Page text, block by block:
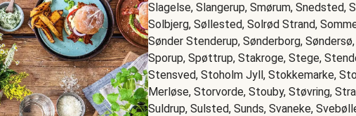
Slagelse, Slangerup, Smørum, Snedsted,
Solbjerg, Søllested, Solrød Strand,
Sønder Stenderup, Sønderborg,
Sporup, Spøttrup, Stakroge, Stege,
Stensved, Stoholm Jyll, Stokkemarke,
Merløse, Storvorde, Stouby, Støvring,
Suldrup, Sulsted, Sunds, Svaneke,